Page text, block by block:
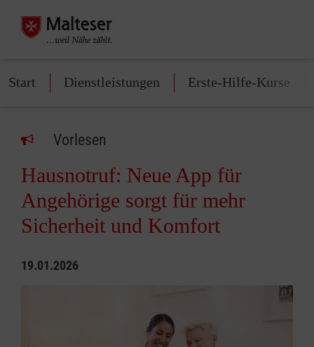
Start Dienstleistungen Erste-Hilfe-Kurse
Vorlesen
Hausnotruf: Neue App für
Angehörige sorgt für mehr
Sicherheit und Komfort
19.01.2026